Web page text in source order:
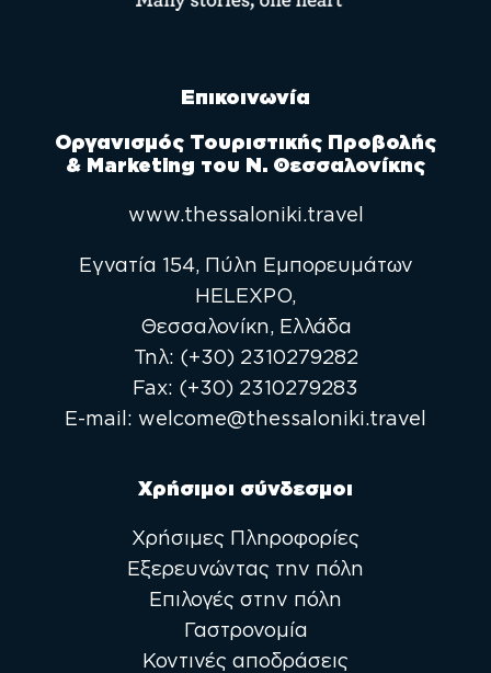
Επικοινωνία
Οργανισμός Τουριστικής Προβολής
& Marketing του Ν. Θεσσαλονίκης
www.thessaloniki.travel
Εγνατία 154, Πύλη Εμπορευμάτων
HELEXPO,
Θεσσαλονίκη, Ελλάδα
Τηλ: (+30) 2310279282
Fax: (+30) 2310279283
E-mail: welcome@thessaloniki.travel
Χρήσιμοι σύνδεσμοι
Χρήσιμες Πληροφορίες
Εξερευνώντας την πόλη
Επιλογές στην πόλη
Γαστρονομία
Κοντινές αποδράσεις